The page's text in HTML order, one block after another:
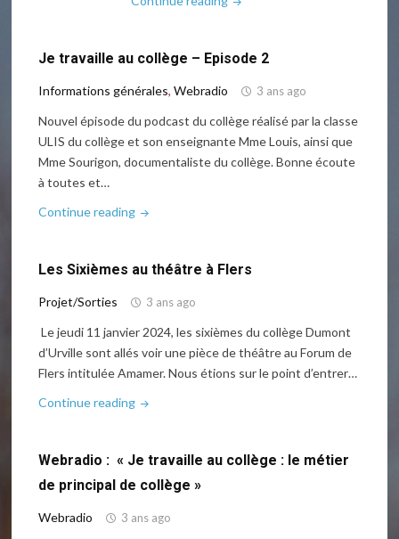
l’intelligence
arts
plastiques
?"
Je travaille au collège – Episode 2
Informations générales,Webradio 3 ans ago
Nouvel épisode du podcast du collège réalisé par la classe
ULIS du collège et son enseignante Mme Louis, ainsi que
Mme Sourigon, documentaliste du collège. Bonne écoute
à toutes et…
Continue reading"Je
collège
2"
Les Sixièmes au théâtre à Flers
Projet/Sorties 3 ans ago
Le jeudi 11 janvier 2024, les sixièmes du collège Dumont
d’Urville sont allés voir une pièce de théâtre au Forum de
Flers intitulée Amamer. Nous étions sur le point d’entrer…
Continue reading"Les
théâtre
à
Webradio : « Je travaille au collège : le métier
de principal de collège »
Webradio 3 ans ago